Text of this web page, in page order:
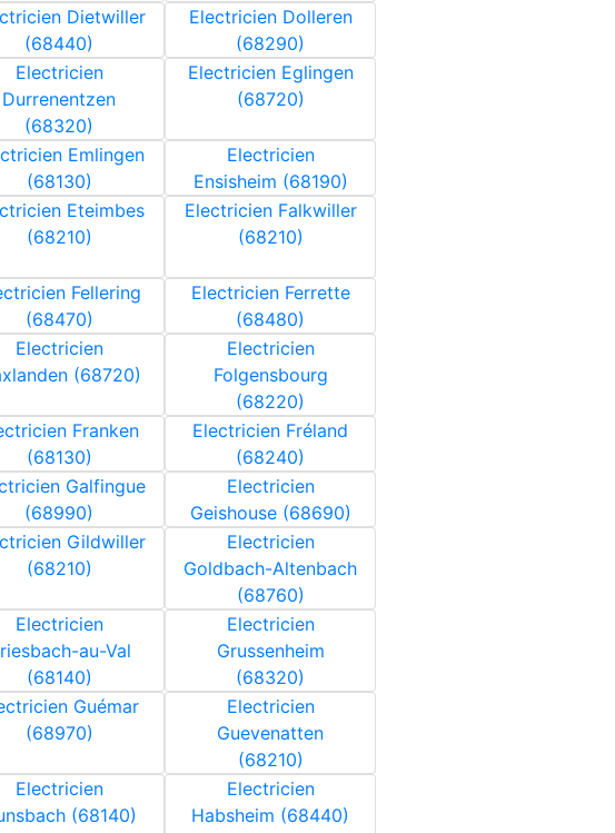
Dietwiller
(68440)
Electricien Dolleren
(68290)
Electricien
Durrenentzen
(68320)
Electricien Eglingen
(68720)
Emlingen
(68130)
Electricien
Ensisheim (68190)
Eteimbes
(68210)
Electricien Falkwiller
(68210)
Fellering
(68470)
Electricien Ferrette
(68480)
Electricien
(68720)
Electricien
Folgensbourg
(68220)
Franken
(68130)
Electricien Fréland
(68240)
Galfingue
(68990)
Electricien
Geishouse (68690)
Gildwiller
(68210)
Electricien
Goldbach-Altenbach
(68760)
Electricien
au-Val
(68140)
Electricien
Grussenheim
(68320)
Guémar
(68970)
Electricien
Guevenatten
(68210)
Electricien
(68140)
Electricien
Habsheim (68440)